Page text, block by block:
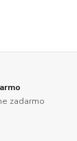
zadarmo